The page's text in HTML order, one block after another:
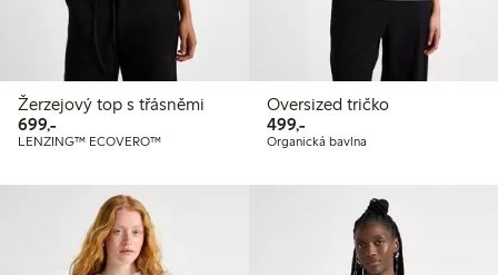
Žerzejový top s třásněmi
699,-699,00 Kč
LENZING™ ECOVERO™
Oversized tričko
499,-499,00 Kč
Organická bavlna